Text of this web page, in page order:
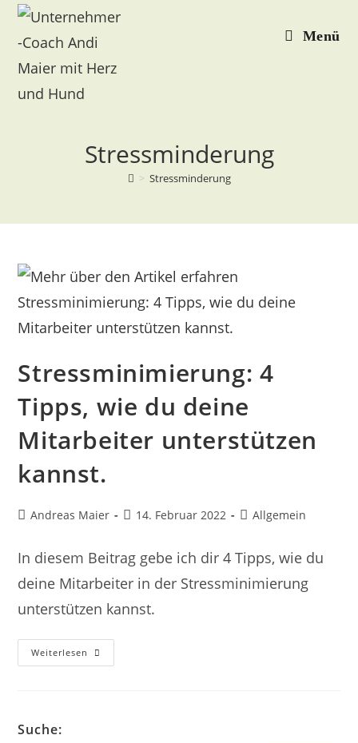
Zum
springen
Menü
Stressminderung
> Stressminderung
Stressminimierung: 4
Tipps, wie du deine
Mitarbeiter unterstützen
kannst.
Beitrags-
Andreas Maier
Beitrag
14. Februar 2022
Beitrags-
Allgemein
In diesem Beitrag gebe ich dir 4 Tipps, wie du
deine Mitarbeiter in der Stressminimierung
unterstützen kannst.
Weiterlesen Stressminimierung:
4
Suche: